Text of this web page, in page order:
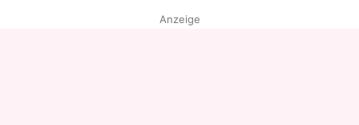
Anzeige